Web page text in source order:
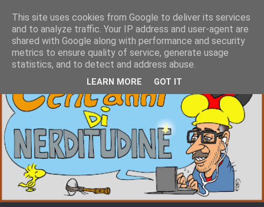
This site uses cookies from Google to deliver its services
and to analyze traffic. Your IP address and user-agent are
shared with Google along with performance and security
metrics to ensure quality of service, generate usage
statistics, and to detect and address abuse.
LEARN MORE GOT IT